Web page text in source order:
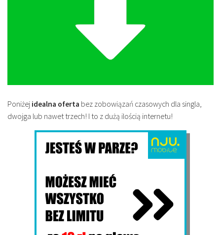
Poniżej idealna oferta bez zobowiązań czasowych dla singla,
dwojga lub nawet trzech! I to z dużą ilością internetu!